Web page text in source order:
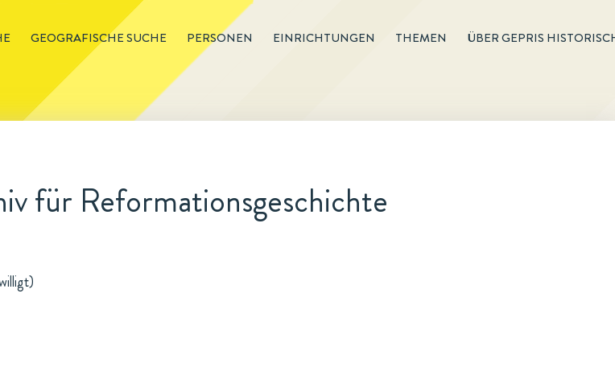
GEOGRAFISCHE SUCHE PERSONEN EINRICHTUNGEN THEMEN ÜBER GEPRIS
für Reformationsgeschichte